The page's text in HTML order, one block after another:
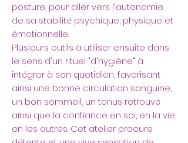
posture, pour aller vers l'autonomie
de sa stabilité psychique, physique et
émotionnelle.
Plusieurs outils à utiliser ensuite dans
le sens d'un rituel "d'hygiène" à
intégrer à son quotidien, favorisant
ainsi une bonne circulation sanguine,
un bon sommeil, un tonus retrouvé
ainsi que la confiance en soi, en la vie,
en les autres. Cet atelier procure